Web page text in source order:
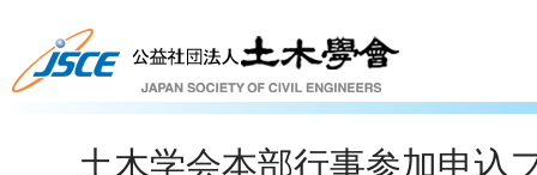
土木学会本部行事参加申込